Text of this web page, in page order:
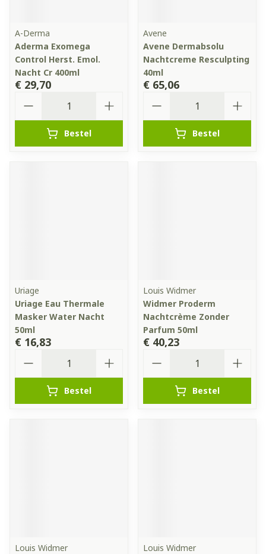
A-Derma
Aderma Exomega
Control Herst. Emol.
Nacht Cr 400ml
€ 29,70
Bestel
Avene
Avene Dermabsolu
Nachtcreme Resculpting
40ml
€ 65,06
Bestel
Uriage
Uriage Eau Thermale
Masker Water Nacht
50ml
€ 16,83
Bestel
Louis Widmer
Widmer Proderm
Nachtcrème Zonder
Parfum 50ml
€ 40,23
Bestel
Louis Widmer
Louis Widmer